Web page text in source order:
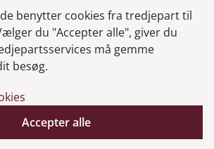
benytter cookies fra tredjepart til
du "Accepter alle", giver du
må gemme
besøg.
Accepter alle